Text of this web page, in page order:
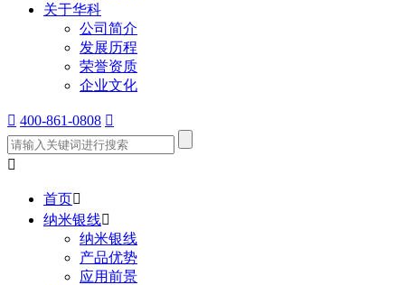
关于华科
公司简介
发展历程
荣誉资质
企业文化
 400-861-0808 

首页
纳米银线
纳米银线
产品优势
应用前景